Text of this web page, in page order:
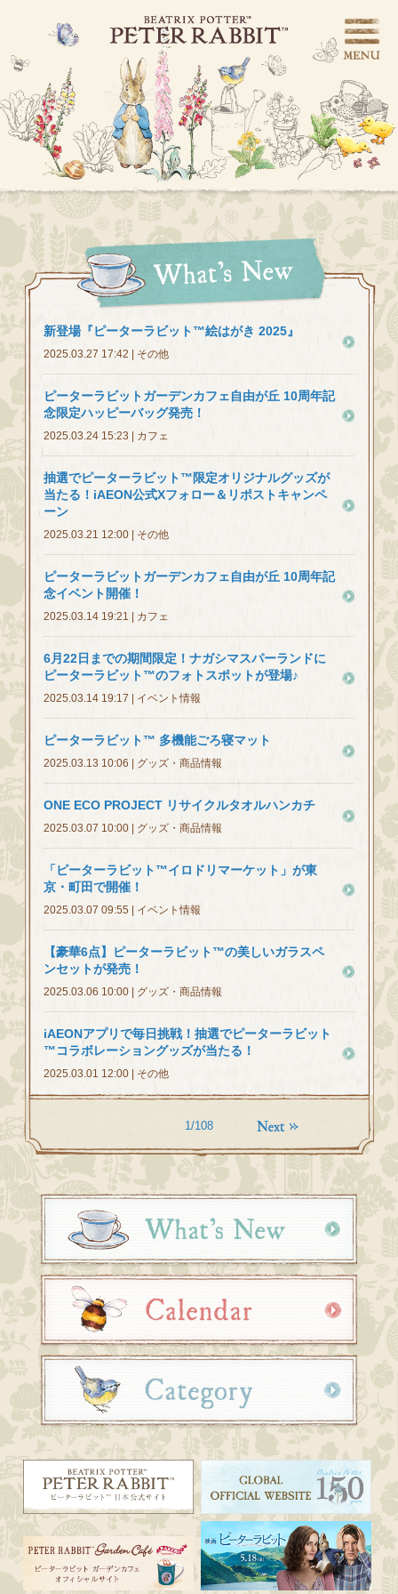
新登場『ピーターラビット™︎絵はがき 2025』
2025.03.27 17:42 | その他
ピーターラビットガーデンカフェ自由が丘 10周年記
念限定ハッピーバッグ発売！
2025.03.24 15:23 | カフェ
抽選でピーターラビット™限定オリジナルグッズが
当たる！iAEON公式Xフォロー＆リポストキャンペ
ーン
2025.03.21 12:00 | その他
ピーターラビットガーデンカフェ自由が丘 10周年記
念イベント開催！
2025.03.14 19:21 | カフェ
6月22日までの期間限定！ナガシマスパーランドに
ピーターラビット™のフォトスポットが登場♪
2025.03.14 19:17 | イベント情報
ピーターラビット™ 多機能ごろ寝マット
2025.03.13 10:06 | グッズ・商品情報
ONE ECO PROJECT リサイクルタオルハンカチ
2025.03.07 10:00 | グッズ・商品情報
「ピーターラビット™イロドリマーケット」が東
京・町田で開催！
2025.03.07 09:55 | イベント情報
【豪華6点】ピーターラビット™の美しいガラスペ
ンセットが発売！
2025.03.06 10:00 | グッズ・商品情報
iAEONアプリで毎日挑戦！抽選でピーターラビット
™コラボレーショングッズが当たる！
2025.03.01 12:00 | その他
1/108